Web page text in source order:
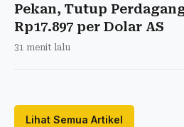
Pekan, Tutup
Rp17.897 per Dolar AS
31 menit lalu
Lihat Semua Artikel